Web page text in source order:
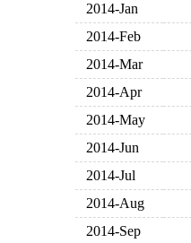
2014-Jan
2014-Feb
2014-Mar
2014-Apr
2014-May
2014-Jun
2014-Jul
2014-Aug
2014-Sep